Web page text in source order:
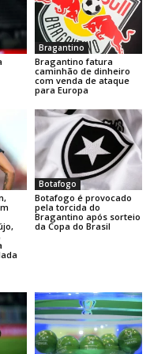
Bragantino
Bragantino fatura
caminhão de dinheiro
com venda de ataque
para Europa
Botafogo
Botafogo é provocado
pela torcida do
Bragantino após sorteio
da Copa do Brasil